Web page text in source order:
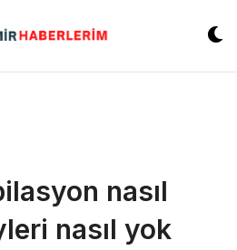
nasıl
nasıl yok